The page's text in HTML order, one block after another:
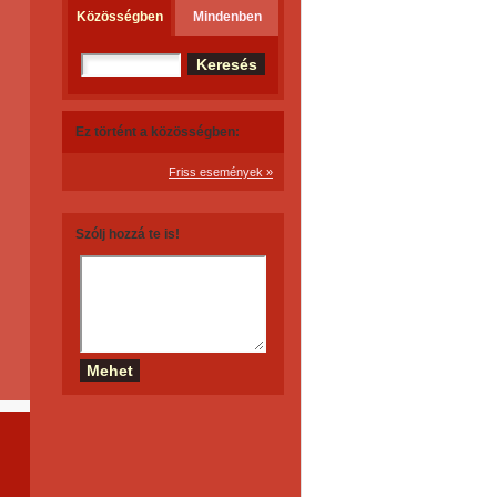
Közösségben Mindenben
Ez történt a közösségben:
Friss események »
Szólj hozzá te is!